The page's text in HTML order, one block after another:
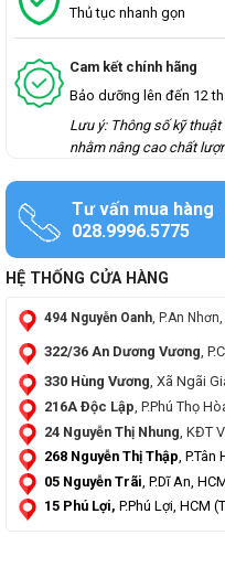
Thủ tục nhanh gọn
Cam kết chính hãng
Bảo dưỡng lên đến 12
Lưu ý: Thông số kỹ
nhằm nâng cao chất
Tư vấn mua hàng
028.9996.5775
HỆ THỐNG CỬA HÀNG
494 Nguyễn Oanh, P.An
322/36 An Dương Vương ,
330 Hùng Vương, Xã Ngãi
216A Độc Lập , P.Phú Thọ
24 Nguyễn Thị Nhung , KĐT
268 Nguyễn Thị Thập, P.Tân
05 Nguyễn Trãi , P.Dĩ An,
15 Phú Lợi, P.Phú Lợi, HCM